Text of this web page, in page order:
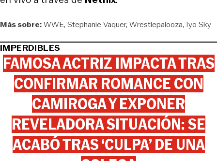
Más sobre:WWE Stephanie Vaquer Wrestlepalooza Iyo Sky
IMPERDIBLES
FAMOSA ACTRIZ IMPACTA TRAS
CONFIRMAR ROMANCE CON
CAMIROGA Y EXPONER
REVELADORA SITUACIÓN: SE
ACABÓ TRAS ‘CULPA’ DE UNA